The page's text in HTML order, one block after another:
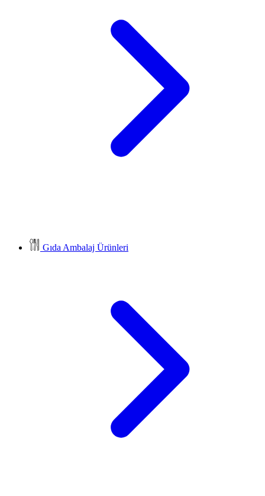
Gıda Ambalaj Ürünleri